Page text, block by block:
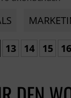
13 14 15 16